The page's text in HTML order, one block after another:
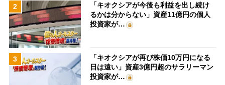
2
「キオクシアが今後も利益を出し続け
るかは分からない」資産11億円の個人
投資家が…
3
「キオクシアが再び株価10万円になる
日は遠い」資産3億円超のサラリーマン
投資家が…